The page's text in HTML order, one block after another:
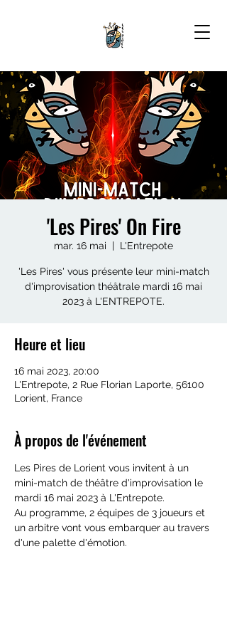
'Les Pires' On Fire
mar. 16 mai
  |
L'Entrepote
'Les Pires' vous présente leur mini-match
d'improvisation théâtrale mardi 16 mai
2023 à L'ENTREPOTE.
Heure et lieu
16 mai 2023, 20:00
L'Entrepote, 2 Rue Florian Laporte, 56100
Lorient, France
À propos de l'événement
Les Pires de Lorient vous invitent à un
mini-match de théâtre d'improvisation le
mardi 16 mai 2023 à L'Entrepote.
Au programme, 2 équipes de 3 joueurs et
un arbitre vont vous embarquer au travers
d'une palette d'émotion.